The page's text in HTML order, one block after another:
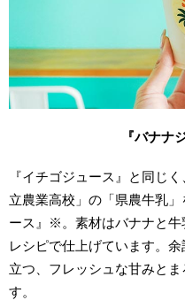
『バナナ
『イチゴジュース』と同じ
立農業高校」の「県農牛乳
ース』※。素材はバナナと牛
レシピで仕上げています。
立つ、フレッシュな甘みと
す。